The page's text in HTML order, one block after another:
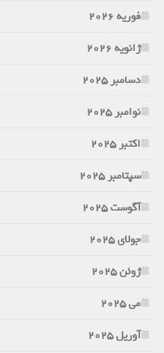
فوریه 2026
ژانویه 2026
دسامبر 2025
نوامبر 2025
اکتبر 2025
سپتامبر 2025
آگوست 2025
جولای 2025
ژوئن 2025
می 2025
آوریل 2025